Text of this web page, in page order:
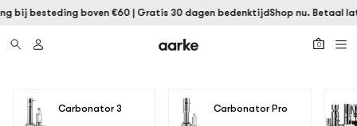
bij besteding boven €60 | Gratis 30 dagen bedenktijdShop nu. Betaal
0
Carbonator 3 Carbonator Pro